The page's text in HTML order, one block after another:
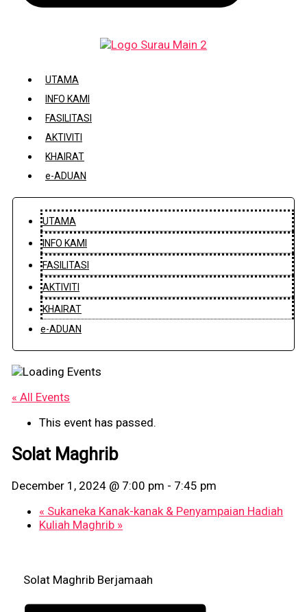
UTAMA
INFO KAMI
FASILITASI
AKTIVITI
KHAIRAT
e-ADUAN
UTAMA
INFO KAMI
FASILITASI
AKTIVITI
KHAIRAT
e-ADUAN
« All Events
This event has passed.
Solat Maghrib
December 1, 2024 @ 7:00 pm - 7:45 pm
« Sukaneka Kanak-kanak & Penyampaian Hadiah
Kuliah Maghrib »
Solat Maghrib Berjamaah